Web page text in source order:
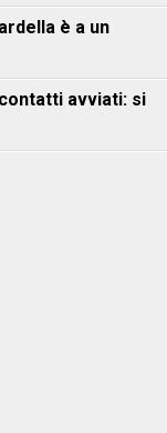
è a un
avviati: si